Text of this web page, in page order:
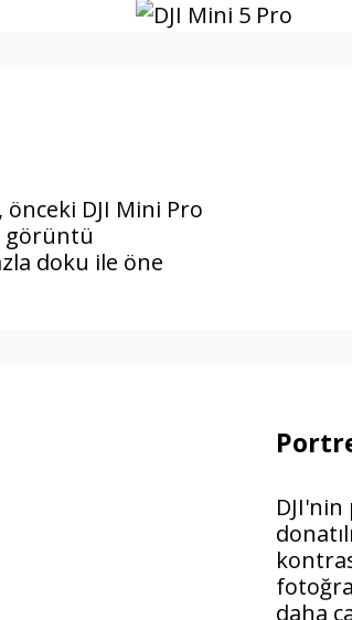
DJI Mini Pro
görüntü
doku ile öne
daha